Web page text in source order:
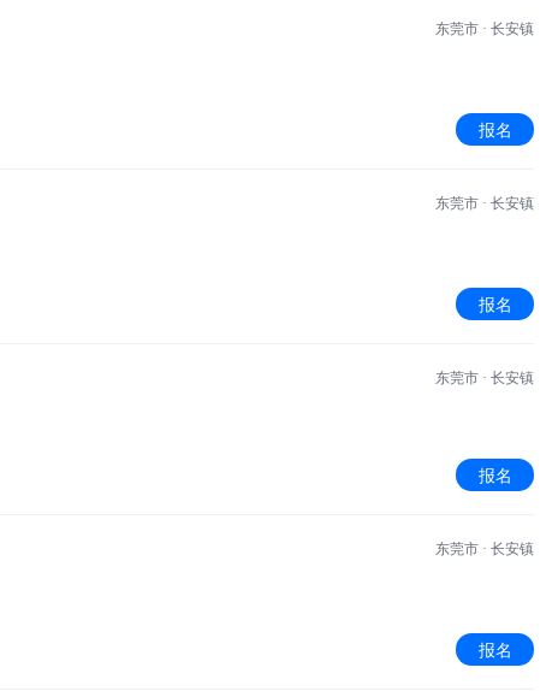
东莞市 · 长安镇
报名
东莞市 · 长安镇
报名
东莞市 · 长安镇
报名
东莞市 · 长安镇
报名